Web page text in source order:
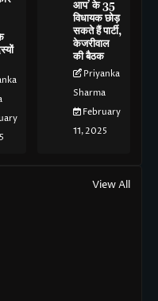
आप’ के 35
विधायक छोड़
सकते हैं पार्टी,
केजरीवाल
की बैठक
Priyanka
Sharma
February
11, 2025
View All